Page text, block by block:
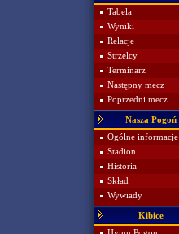
Tabela
Wyniki
Relacje
Strzelcy
Terminarz
Następny mecz
Poprzedni mecz
Nasza Pogoń
Ogólne informacje
Stadion
Historia
Skład
Wywiady
Kibice